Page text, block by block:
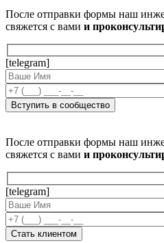
После отправки формы наш
свяжется с вами и
[telegram]
После отправки формы наш
свяжется с вами и
[telegram]